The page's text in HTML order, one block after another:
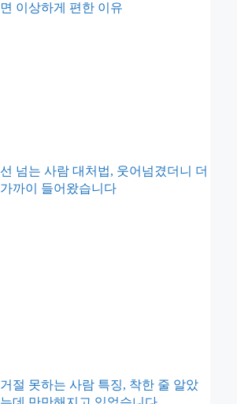
면 이상하게 편한 이유
선 넘는 사람 대처법, 웃어넘겼더니 더
가까이 들어왔습니다
거절 못하는 사람 특징, 착한 줄 알았